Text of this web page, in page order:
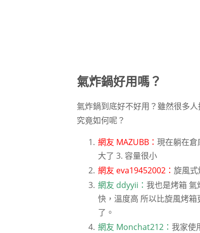
氣炸鍋好用嗎？
氣炸鍋到底好不好用？雖然很多
究竟如何呢？
網友 MAZUBB： 現在躺在
大了 3. 容量很小
網友 eva19452002： 旋風
網友 ddyyii： 我也是烤箱
快，溫度高 所以比旋風烤
了。
網友 Monchat212： 我家使